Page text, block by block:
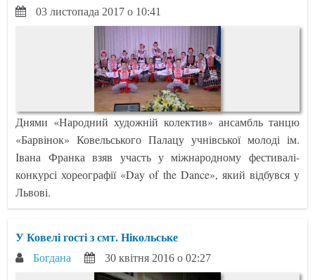
03 листопада 2017 о 10:41
Днями «Народний художній колектив» ансамбль танцю
«Барвінок» Ковельського Палацу учнівської молоді ім.
Івана Франка взяв участь у міжнародному фестивалі-
конкурсі хореографії «Day of the Dance», який відбувся у
Львові.
У Ковелі гості з смт. Нікольське
Богдана 30 квітня 2016 о 02:27